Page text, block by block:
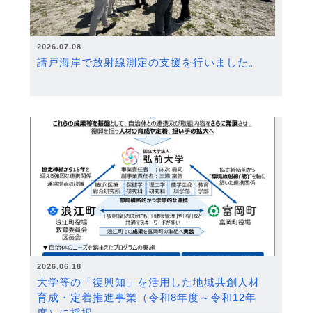
2026.07.08
請戸海岸で放射線測定の支援を行いました。
2026.06.18
大学等の「復興知」を活用した地域共創人材
育成・定着推進事業（令和8年度～令和12年